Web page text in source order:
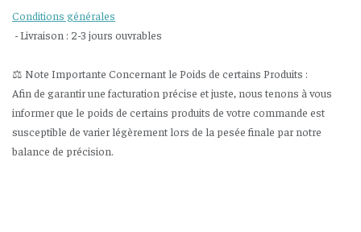
Conditions générales
- Livraison : 2-3 jours ouvrables
⚖️ Note Importante Concernant le Poids de certains Produits :
Afin de garantir une facturation précise et juste, nous tenons à vous
informer que le poids de certains produits de votre commande est
susceptible de varier légèrement lors de la pesée finale par notre
balance de précision.